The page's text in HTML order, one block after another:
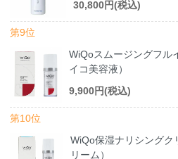
30,800円(税込)
第9位
WiQoスムージングフル
イコ美容液）
9,900円(税込)
第10位
WiQo保湿ナリシングク
リーム）